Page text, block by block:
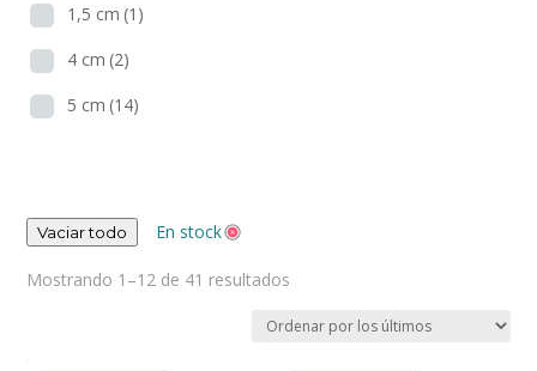
1,5 cm (1)
4 cm (2)
5 cm (14)
Vaciar todo En stock
Mostrando 1–12 de 41 resultados
los